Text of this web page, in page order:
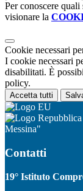
Per conoscere
visionare la
Cookie necessari
I cookie necessari
disabilitati. È
policy.
Accetta tutti
Messina"
Contatti
19° Istituto